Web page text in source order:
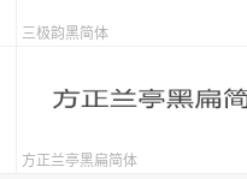
三极韵黑简体
方正兰亭黑扁简体